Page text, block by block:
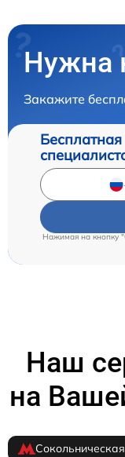
Нужна
Закажите
Нажимая на кнопку
Наш
на
Сокольническая